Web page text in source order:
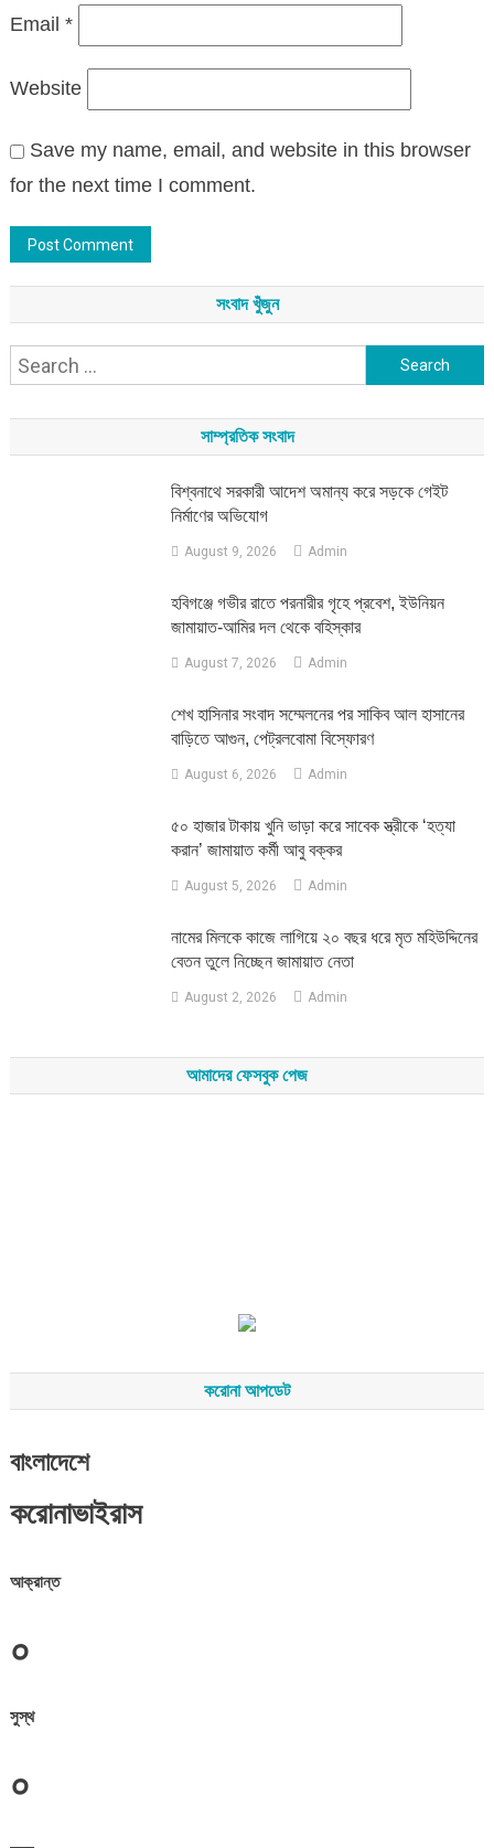
Email *
Website
Save my name, email, and website in this browser
for the next time I comment.
সংবাদ খুঁজুন
Search
সাম্প্রতিক সংবাদ
বিশ্বনাথে সরকারী আদেশ অমান্য করে সড়কে গেইট
নির্মাণের অভিযোগ
August 9, 2026 Admin
হবিগঞ্জে গভীর রাতে পরনারীর গৃহে প্রবেশ, ইউনিয়ন
জামায়াত-আমির দল থেকে বহিস্কার
August 7, 2026 Admin
শেখ হাসিনার সংবাদ সম্মেলনের পর সাকিব আল হাসানের
বাড়িতে আগুন, পেট্রলবোমা বিস্ফোরণ
August 6, 2026 Admin
৫০ হাজার টাকায় খুনি ভাড়া করে সাবেক স্ত্রীকে ‘হত্যা
করান’ জামায়াত কর্মী আবু বক্কর
August 5, 2026 Admin
নামের মিলকে কাজে লাগিয়ে ২০ বছর ধরে মৃত মহিউদ্দিনের
বেতন তুলে নিচ্ছেন জামায়াত নেতা
August 2, 2026 Admin
আমাদের ফেসবুক পেজ
করোনা আপডেট
বাংলাদেশে
করোনাভাইরাস
আক্রান্ত
০
সুস্থ
০